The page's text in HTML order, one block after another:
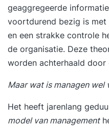
geaggregeerde
voortdurend bezig is met
en een strakke controle
de organisatie. Deze
worden achterhaald door
Maar wat is managen wel
Het heeft jarenlang
model van management